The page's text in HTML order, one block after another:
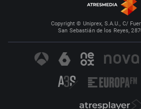
Copyright © Uniprex, S.A.U., C/
San Sebastián de los Reyes,